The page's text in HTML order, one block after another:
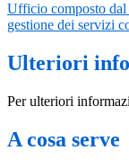
Ufficio composto dal
gestione dei servizi
Ulteriori
Per ulteriori
A cosa serve